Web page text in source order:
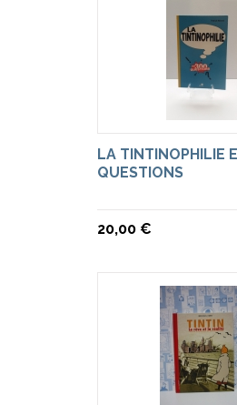
LA TINTINOPHILIE
QUESTIONS
20,00 €